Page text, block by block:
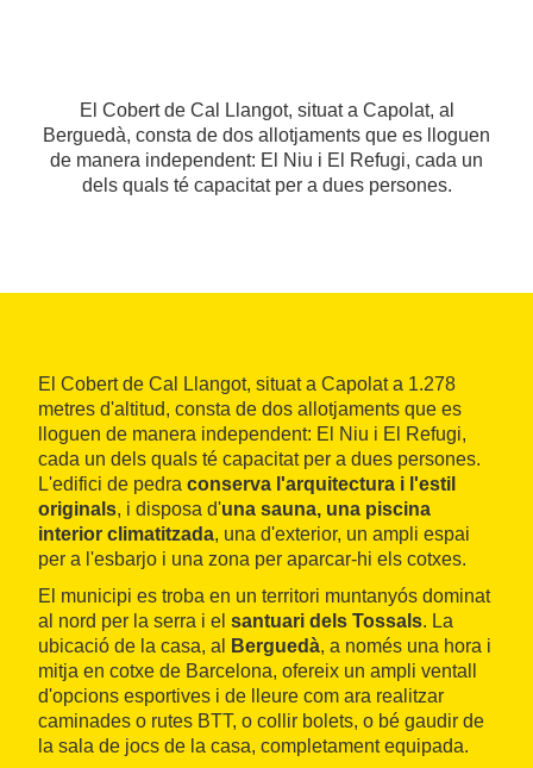
El Cobert de Cal Llangot, situat a Capolat, al
Berguedà, consta de dos allotjaments que es lloguen
de manera independent: El Niu i El Refugi, cada un
dels quals té capacitat per a dues persones.
El Cobert de Cal Llangot, situat a Capolat a 1.278
metres d'altitud, consta de dos allotjaments que es
lloguen de manera independent: El Niu i El Refugi,
cada un dels quals té capacitat per a dues persones.
L'edifici de pedra conserva l'arquitectura i l'estil
originals, i disposa d'una sauna, una piscina
interior climatitzada, una d'exterior, un ampli espai
per a l'esbarjo i una zona per aparcar-hi els cotxes.
El municipi es troba en un territori muntanyós dominat
al nord per la serra i el santuari dels Tossals. La
ubicació de la casa, al
Berguedà, a només una hora i
mitja en cotxe de Barcelona, ofereix un ampli ventall
d'opcions esportives i de lleure com ara realitzar
caminades o rutes BTT, o collir bolets, o bé gaudir de
la sala de jocs de la casa, completament equipada.